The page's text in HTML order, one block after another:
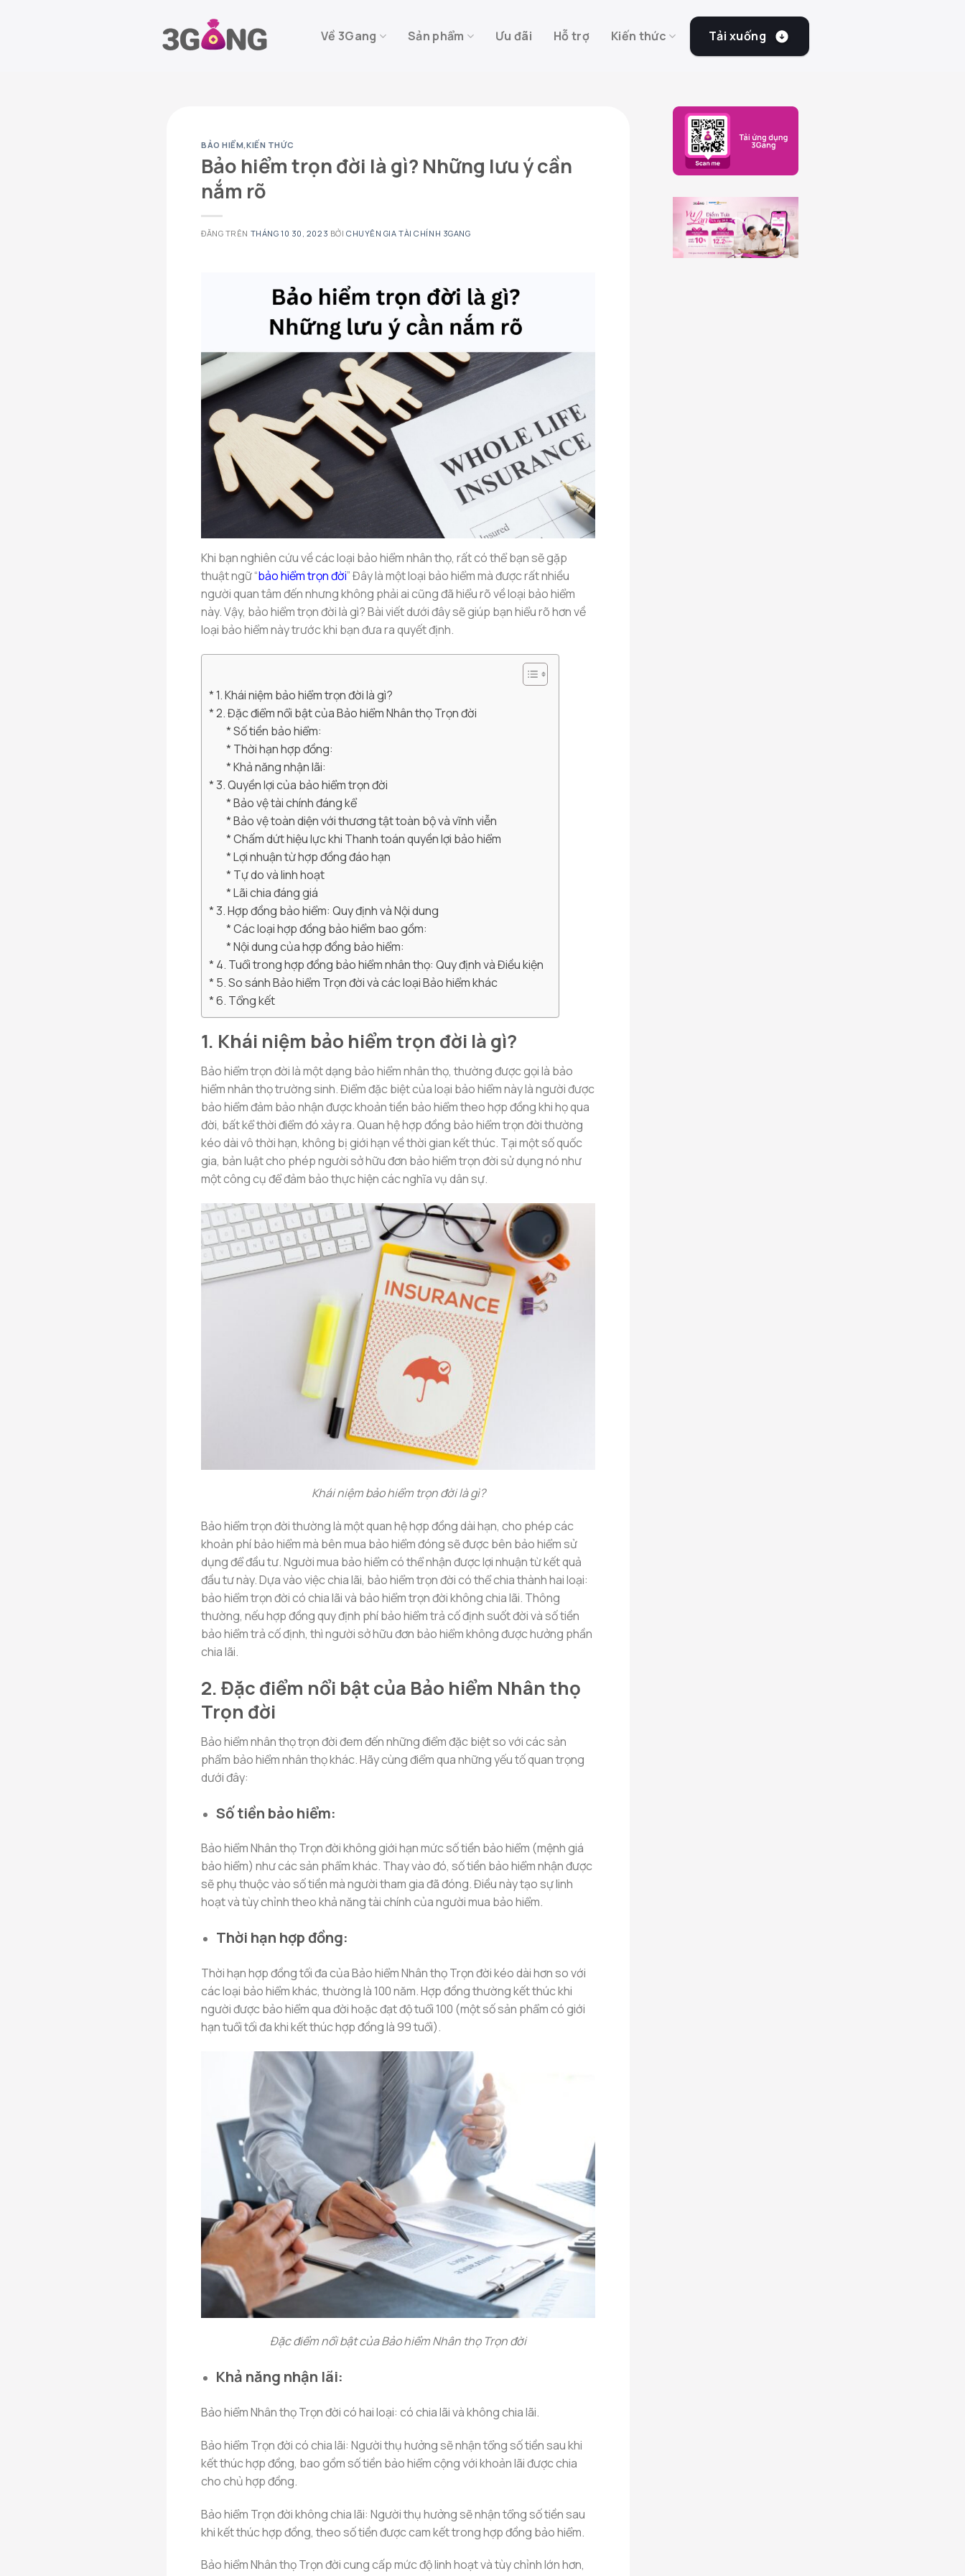
Về 3Gang Sản phẩm Ưu đãi Hỗ trợ Kiến thức Tải xuống
BẢO HIỂM,KIẾN THỨC
Bảo hiểm trọn đời là gì? Những lưu ý cần
nắm rõ
ĐĂNG TRÊN THÁNG 10 30, 2023 BỞI CHUYÊN GIA TÀI CHÍNH 3GANG
Khi bạn nghiên cứu về các loại bảo hiểm nhân thọ, rất có thể bạn sẽ gặp
thuật ngữ “bảo hiểm trọn đời” Đây là một loại bảo hiểm mà được rất nhiều
người quan tâm đến nhưng không phải ai cũng đã hiểu rõ về loại bảo hiểm
này. Vậy, bảo hiểm trọn đời là gì? Bài viết dưới đây sẽ giúp bạn hiểu rõ hơn về
loại bảo hiểm này trước khi bạn đưa ra quyết định.
1. Khái niệm bảo hiểm trọn đời là gì?
2. Đặc điểm nổi bật của Bảo hiểm Nhân thọ Trọn đời
Số tiền bảo hiểm:
Thời hạn hợp đồng:
Khả năng nhận lãi:
3. Quyền lợi của bảo hiểm trọn đời
Bảo vệ tài chính đáng kể
Bảo vệ toàn diện với thương tật toàn bộ và vĩnh viễn
Chấm dứt hiệu lực khi Thanh toán quyền lợi bảo hiểm
Lợi nhuận từ hợp đồng đáo hạn
Tự do và linh hoạt
Lãi chia đáng giá
3. Hợp đồng bảo hiểm: Quy định và Nội dung
Các loại hợp đồng bảo hiểm bao gồm:
Nội dung của hợp đồng bảo hiểm:
4. Tuổi trong hợp đồng bảo hiểm nhân thọ: Quy định và Điều kiện
5. So sánh Bảo hiểm Trọn đời và các loại Bảo hiểm khác
6. Tổng kết
1. Khái niệm bảo hiểm trọn đời là gì?
Bảo hiểm trọn đời là một dạng bảo hiểm nhân thọ, thường được gọi là bảo
hiểm nhân thọ trường sinh. Điểm đặc biệt của loại bảo hiểm này là người được
bảo hiểm đảm bảo nhận được khoản tiền bảo hiểm theo hợp đồng khi họ qua
đời, bất kể thời điểm đó xảy ra. Quan hệ hợp đồng bảo hiểm trọn đời thường
kéo dài vô thời hạn, không bị giới hạn về thời gian kết thúc. Tại một số quốc
gia, bản luật cho phép người sở hữu đơn bảo hiểm trọn đời sử dụng nó như
một công cụ để đảm bảo thực hiện các nghĩa vụ dân sự.
Khái niệm bảo hiểm trọn đời là gì?
Bảo hiểm trọn đời thường là một quan hệ hợp đồng dài hạn, cho phép các
khoản phí bảo hiểm mà bên mua bảo hiểm đóng sẽ được bên bảo hiểm sử
dụng để đầu tư. Người mua bảo hiểm có thể nhận được lợi nhuận từ kết quả
đầu tư này. Dựa vào việc chia lãi, bảo hiểm trọn đời có thể chia thành hai loại:
bảo hiểm trọn đời có chia lãi và bảo hiểm trọn đời không chia lãi. Thông
thường, nếu hợp đồng quy định phí bảo hiểm trả cố định suốt đời và số tiền
bảo hiểm trả cố định, thì người sở hữu đơn bảo hiểm không được hưởng phần
chia lãi.
2. Đặc điểm nổi bật của Bảo hiểm Nhân thọ
Trọn đời
Bảo hiểm nhân thọ trọn đời đem đến những điểm đặc biệt so với các sản
phẩm bảo hiểm nhân thọ khác. Hãy cùng điểm qua những yếu tố quan trọng
dưới đây:
Số tiền bảo hiểm:
Bảo hiểm Nhân thọ Trọn đời không giới hạn mức số tiền bảo hiểm (mệnh giá
bảo hiểm) như các sản phẩm khác. Thay vào đó, số tiền bảo hiểm nhận được
sẽ phụ thuộc vào số tiền mà người tham gia đã đóng. Điều này tạo sự linh
hoạt và tùy chỉnh theo khả năng tài chính của người mua bảo hiểm.
Thời hạn hợp đồng:
Thời hạn hợp đồng tối đa của Bảo hiểm Nhân thọ Trọn đời kéo dài hơn so với
các loại bảo hiểm khác, thường là 100 năm. Hợp đồng thường kết thúc khi
người được bảo hiểm qua đời hoặc đạt độ tuổi 100 (một số sản phẩm có giới
hạn tuổi tối đa khi kết thúc hợp đồng là 99 tuổi).
Đặc điểm nổi bật của Bảo hiểm Nhân thọ Trọn đời
Khả năng nhận lãi:
Bảo hiểm Nhân thọ Trọn đời có hai loại: có chia lãi và không chia lãi.
Bảo hiểm Trọn đời có chia lãi: Người thụ hưởng sẽ nhận tổng số tiền sau khi
kết thúc hợp đồng, bao gồm số tiền bảo hiểm cộng với khoản lãi được chia
cho chủ hợp đồng.
Bảo hiểm Trọn đời không chia lãi: Người thụ hưởng sẽ nhận tổng số tiền sau
khi kết thúc hợp đồng, theo số tiền được cam kết trong hợp đồng bảo hiểm.
Bảo hiểm Nhân thọ Trọn đời cung cấp mức độ linh hoạt và tùy chỉnh lớn hơn,